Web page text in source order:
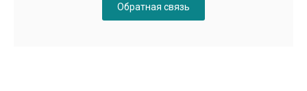
Обратная связь